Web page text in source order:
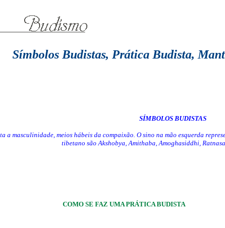
Símbolos Budistas, Prática Budista,
SÍMBOLOS BUDISTAS
a masculinidade, meios hábeis da compaixão. O sino na mão esquerda
tibetano são Akshobya, Amithaba, Amoghasiddhi,
COMO SE FAZ UMA PRÁTICA BUDISTA